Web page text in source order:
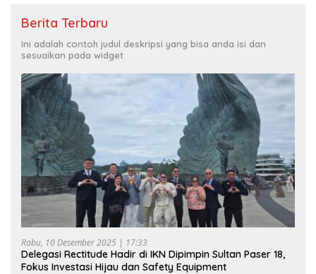
Berita Terbaru
Ini adalah contoh judul deskripsi yang bisa anda isi dan
sesuaikan pada widget
Rabu, 10 Desember 2025 | 17:33
Delegasi Rectitude Hadir di IKN Dipimpin Sultan Paser 18,
Fokus Investasi Hijau dan Safety Equipment